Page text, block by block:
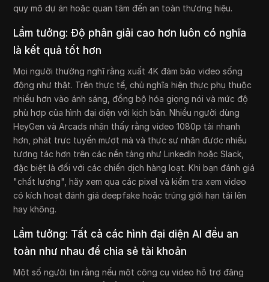
quy mô dự án hoặc quan tâm đến an toàn thương hiệu.
Lầm tưởng: Độ phân giải cao hơn luôn có nghĩa
là kết quả tốt hơn
Mọi người thường nghĩ rằng xuất 4K đảm bảo video sống
động như thật. Trên thực tế, chủ nghĩa hiện thực phụ thuộc
nhiều hơn vào ánh sáng, đồng bộ hóa giọng nói và mức độ
phù hợp của hình đại diện với kịch bản. Nhiều người dùng
HeyGen và Arcads nhận thấy rằng video 1080p tải nhanh
hơn, phát trực tuyến mượt mà và thực sự nhận được nhiều
tương tác hơn trên các nền tảng như LinkedIn hoặc Slack,
đặc biệt là đối với các chiến dịch hàng loạt. Khi bạn đánh giá
"chất lượng", hãy xem qua các pixel và kiểm tra xem video
có kích hoạt đánh giá deepfake hoặc trúng giới hạn tải lên
hay không.
Lầm tưởng: Tất cả các hình đại diện AI đều an
toàn như nhau để chia sẻ tài khoản
Một số người tin rằng nếu một công cụ video hỗ trợ đăng